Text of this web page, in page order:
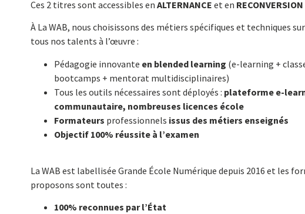
Ces 2 titres sont accessibles en ALTERNANCE et en RECONVERSION
À La WAB, nous choisissons des métiers spécifiques et techniques
tous nos talents à l’œuvre :
Pédagogie innovante en blended learning (e-learning +
bootcamps + mentorat multidisciplinaires)
Tous les outils nécessaires sont déployés : plateforme e-
communautaire, nombreuses licences école
Formateurs professionnels issus des métiers enseignés
Objectif 100% réussite à l’examen
La WAB est labellisée Grande École Numérique depuis 2016 et les
proposons sont toutes :
100% reconnues par l’État